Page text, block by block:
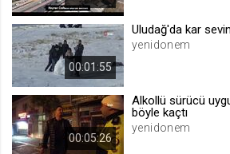
voteLike*
.web.tv
00:01:55
Uludağ'da kar
yenidonem
00:05:26
Alkollü sürücü
böyle kaçtı
yenidonem